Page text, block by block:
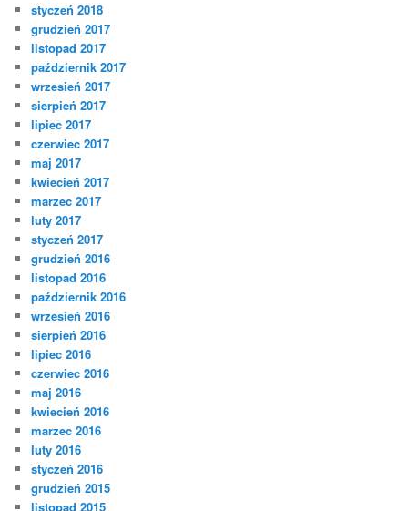
styczeń 2018
grudzień 2017
listopad 2017
październik 2017
wrzesień 2017
sierpień 2017
lipiec 2017
czerwiec 2017
maj 2017
kwiecień 2017
marzec 2017
luty 2017
styczeń 2017
grudzień 2016
listopad 2016
październik 2016
wrzesień 2016
sierpień 2016
lipiec 2016
czerwiec 2016
maj 2016
kwiecień 2016
marzec 2016
luty 2016
styczeń 2016
grudzień 2015
listopad 2015